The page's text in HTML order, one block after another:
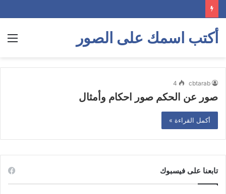
أكتب اسمك على الصور
cbtarab
4
صور عن الحكم صور احكام وأمثال
أكمل القراءة »
تابعنا على فيسبوك